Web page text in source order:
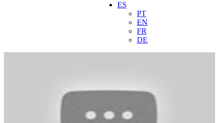
ES
PT
EN
FR
DE